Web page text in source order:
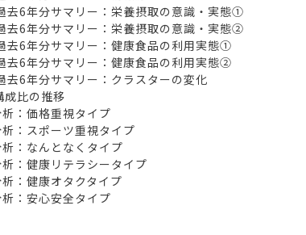
去6年分サマリー：栄養摂取の意識・実態①
去6年分サマリー：栄養摂取の意識・実態②
去6年分サマリー：健康食品の利用実態①
去6年分サマリー：健康食品の利用実態②
6年分サマリー：クラスターの変化
成比の推移
：価格重視タイプ
：スポーツ重視タイプ
：なんとなくタイプ
：健康リテラシータイプ
：健康オタクタイプ
：安心安全タイプ